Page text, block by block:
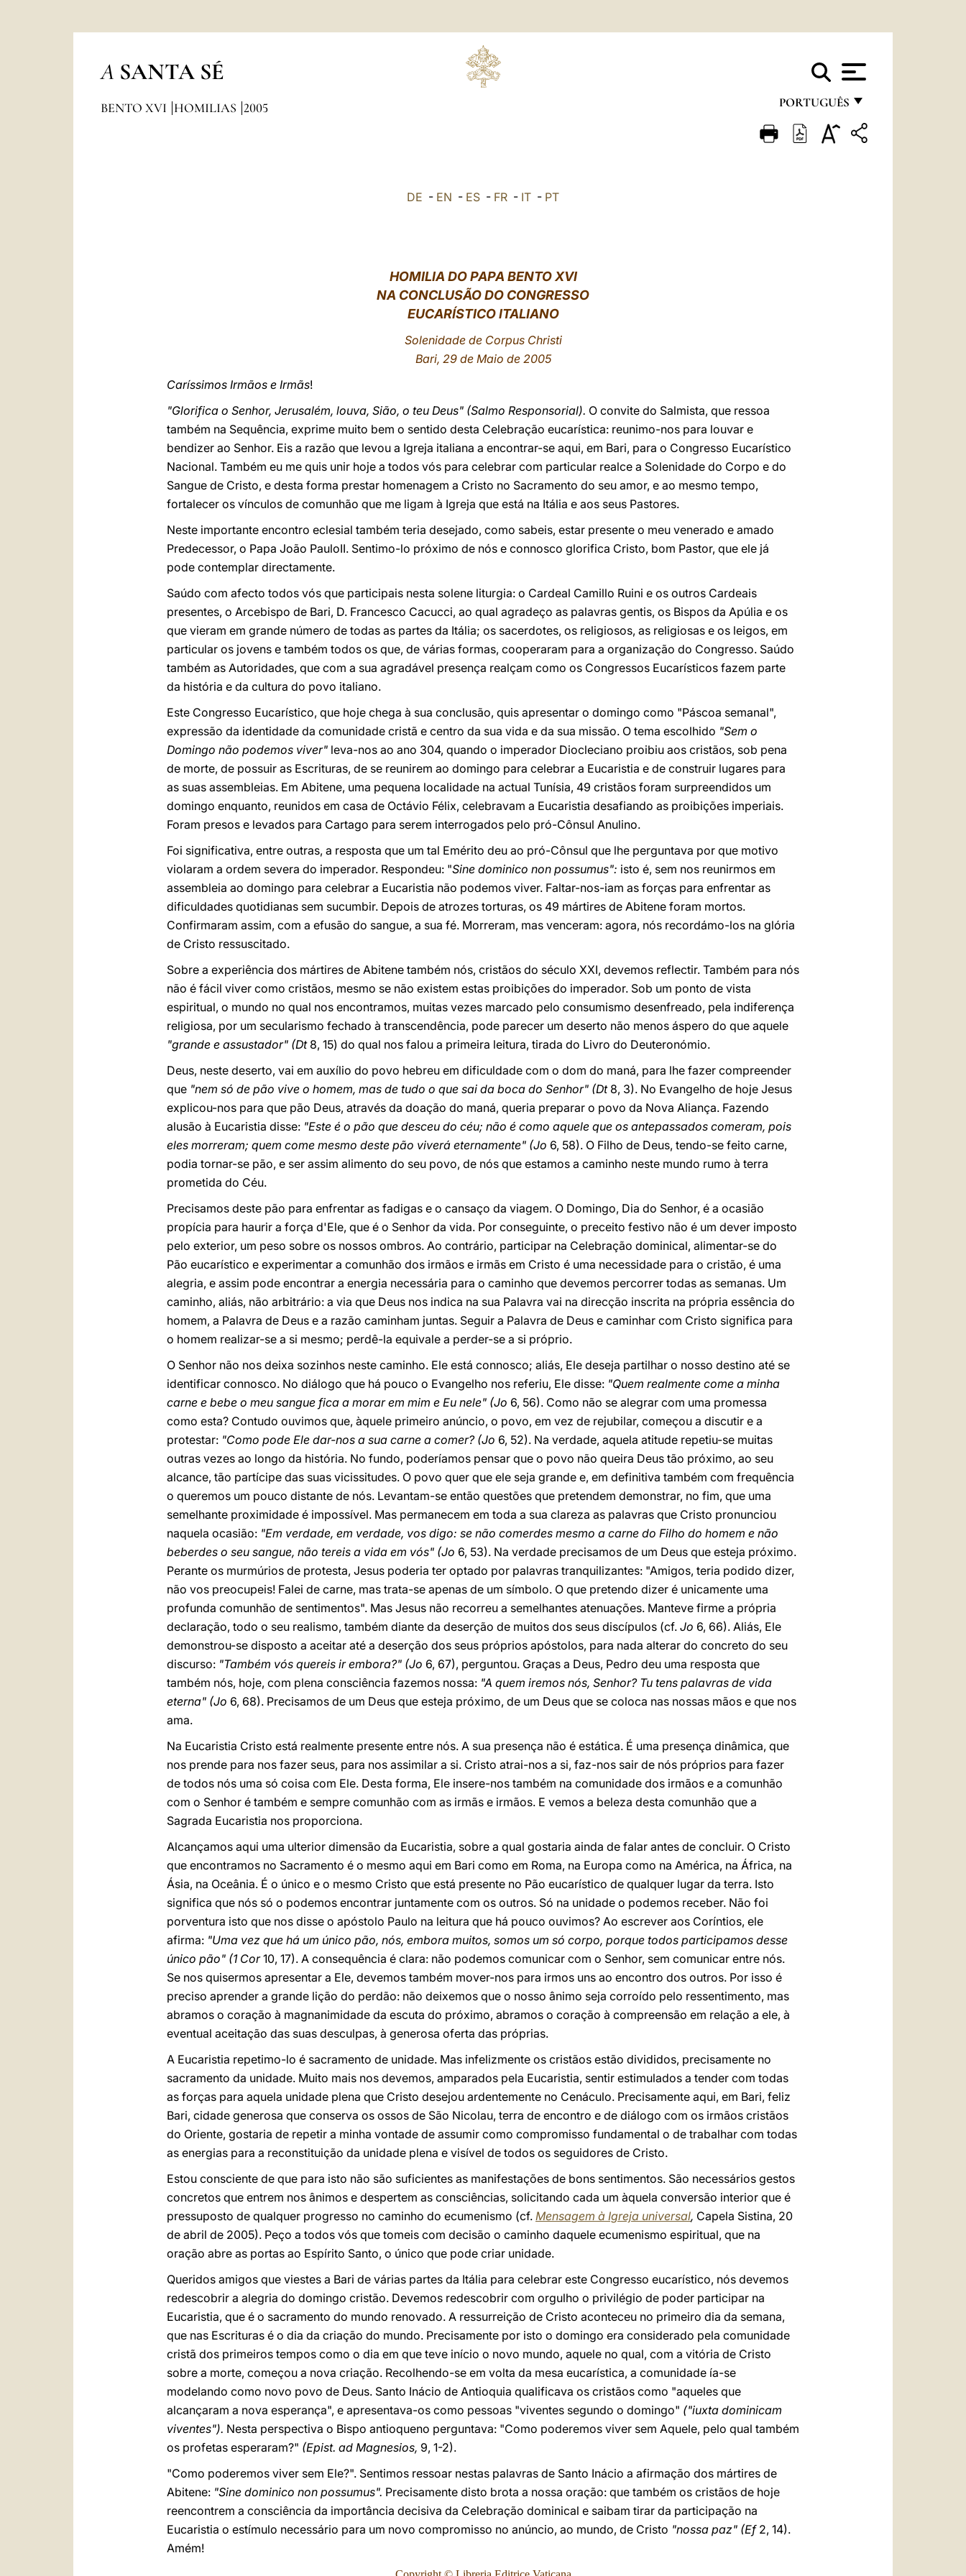
A SANTA SÉ
PORTUGUÊS
FRANÇAIS
BENTO XVI HOMILIAS 2005
DE - EN - ES - FR - IT - PT
HOMILIA DO PAPA BENTO XVI
NA CONCLUSÃO DO CONGRESSO
EUCARÍSTICO ITALIANO
Solenidade de Corpus Christi
Bari, 29 de Maio de 2005
Caríssimos Irmãos e Irmãs!
"Glorifica o Senhor, Jerusalém, louva, Sião, o teu Deus" (Salmo Responsorial). O convite do Salmista, que ressoa
também na Sequência, exprime muito bem o sentido desta Celebração eucarística: reunimo-nos para louvar e
bendizer ao Senhor. Eis a razão que levou a Igreja italiana a encontrar-se aqui, em Bari, para o Congresso Eucarístico
Nacional. Também eu me quis unir hoje a todos vós para celebrar com particular realce a Solenidade do Corpo e do
Sangue de Cristo, e desta forma prestar homenagem a Cristo no Sacramento do seu amor, e ao mesmo tempo,
fortalecer os vínculos de comunhão que me ligam à Igreja que está na Itália e aos seus Pastores.
Neste importante encontro eclesial também teria desejado, como sabeis, estar presente o meu venerado e amado
Predecessor, o Papa João PauloII. Sentimo-lo próximo de nós e connosco glorifica Cristo, bom Pastor, que ele já
pode contemplar directamente.
Saúdo com afecto todos vós que participais nesta solene liturgia: o Cardeal Camillo Ruini e os outros Cardeais
presentes, o Arcebispo de Bari, D. Francesco Cacucci, ao qual agradeço as palavras gentis, os Bispos da Apúlia e os
que vieram em grande número de todas as partes da Itália; os sacerdotes, os religiosos, as religiosas e os leigos, em
particular os jovens e também todos os que, de várias formas, cooperaram para a organização do Congresso. Saúdo
também as Autoridades, que com a sua agradável presença realçam como os Congressos Eucarísticos fazem parte
da história e da cultura do povo italiano.
Este Congresso Eucarístico, que hoje chega à sua conclusão, quis apresentar o domingo como "Páscoa semanal",
expressão da identidade da comunidade cristã e centro da sua vida e da sua missão. O tema escolhido "Sem o
Domingo não podemos viver" leva-nos ao ano 304, quando o imperador Diocleciano proibiu aos cristãos, sob pena
de morte, de possuir as Escrituras, de se reunirem ao domingo para celebrar a Eucaristia e de construir lugares para
as suas assembleias. Em Abitene, uma pequena localidade na actual Tunísia, 49 cristãos foram surpreendidos um
domingo enquanto, reunidos em casa de Octávio Félix, celebravam a Eucaristia desafiando as proibições imperiais.
Foram presos e levados para Cartago para serem interrogados pelo pró-Cônsul Anulino.
Foi significativa, entre outras, a resposta que um tal Emérito deu ao pró-Cônsul que lhe perguntava por que motivo
violaram a ordem severa do imperador. Respondeu: "Sine dominico non possumus": isto é, sem nos reunirmos em
assembleia ao domingo para celebrar a Eucaristia não podemos viver. Faltar-nos-iam as forças para enfrentar as
dificuldades quotidianas sem sucumbir. Depois de atrozes torturas, os 49 mártires de Abitene foram mortos.
Confirmaram assim, com a efusão do sangue, a sua fé. Morreram, mas venceram: agora, nós recordámo-los na glória
de Cristo ressuscitado.
Sobre a experiência dos mártires de Abitene também nós, cristãos do século XXI, devemos reflectir. Também para nós
não é fácil viver como cristãos, mesmo se não existem estas proibições do imperador. Sob um ponto de vista
espiritual, o mundo no qual nos encontramos, muitas vezes marcado pelo consumismo desenfreado, pela indiferença
religiosa, por um secularismo fechado à transcendência, pode parecer um deserto não menos áspero do que aquele
"grande e assustador" (Dt8, 15) do qual nos falou a primeira leitura, tirada do Livro do Deuteronómio.
Deus, neste deserto, vai em auxílio do povo hebreu em dificuldade com o dom do maná, para lhe fazer compreender
que "nem só de pão vive o homem, mas de tudo o que sai da boca do Senhor" (Dt8, 3). No Evangelho de hoje Jesus
explicou-nos para que pão Deus, através da doação do maná, queria preparar o povo da Nova Aliança. Fazendo
alusão à Eucaristia disse: "Este é o pão que desceu do céu; não é como aquele que os antepassados comeram, pois
eles morreram; quem come mesmo deste pão viverá eternamente" (Jo 6, 58). O Filho de Deus, tendo-se feito carne,
podia tornar-se pão, e ser assim alimento do seu povo, de nós que estamos a caminho neste mundo rumo à terra
prometida do Céu.
Precisamos deste pão para enfrentar as fadigas e o cansaço da viagem. O Domingo, Dia do Senhor, é a ocasião
propícia para haurir a força d'Ele, que é o Senhor da vida. Por conseguinte, o preceito festivo não é um dever imposto
pelo exterior, um peso sobre os nossos ombros. Ao contrário, participar na Celebração dominical, alimentar-se do
Pão eucarístico e experimentar a comunhão dos irmãos e irmãs em Cristo é uma necessidade para o cristão, é uma
alegria, e assim pode encontrar a energia necessária para o caminho que devemos percorrer todas as semanas. Um
caminho, aliás, não arbitrário: a via que Deus nos indica na sua Palavra vai na direcção inscrita na própria essência do
homem, a Palavra de Deus e a razão caminham juntas. Seguir a Palavra de Deus e caminhar com Cristo significa para
o homem realizar-se a si mesmo; perdê-la equivale a perder-se a si próprio.
O Senhor não nos deixa sozinhos neste caminho. Ele está connosco; aliás, Ele deseja partilhar o nosso destino até se
identificar connosco. No diálogo que há pouco o Evangelho nos referiu, Ele disse: "Quem realmente come a minha
carne e bebe o meu sangue fica a morar em mim e Eu nele" (Jo 6, 56). Como não se alegrar com uma promessa
como esta? Contudo ouvimos que, àquele primeiro anúncio, o povo, em vez de rejubilar, começou a discutir e a
protestar: "Como pode Ele dar-nos a sua carne a comer? (Jo 6, 52). Na verdade, aquela atitude repetiu-se muitas
outras vezes ao longo da história. No fundo, poderíamos pensar que o povo não queira Deus tão próximo, ao seu
alcance, tão partícipe das suas vicissitudes. O povo quer que ele seja grande e, em definitiva também com frequência
o queremos um pouco distante de nós. Levantam-se então questões que pretendem demonstrar, no fim, que uma
semelhante proximidade é impossível. Mas permanecem em toda a sua clareza as palavras que Cristo pronunciou
naquela ocasião: "Em verdade, em verdade, vos digo: se não comerdes mesmo a carne do Filho do homem e não
beberdes o seu sangue, não tereis a vida em vós" (Jo 6, 53). Na verdade precisamos de um Deus que esteja próximo.
Perante os murmúrios de protesta, Jesus poderia ter optado por palavras tranquilizantes: "Amigos, teria podido dizer,
não vos preocupeis! Falei de carne, mas trata-se apenas de um símbolo. O que pretendo dizer é unicamente uma
profunda comunhão de sentimentos". Mas Jesus não recorreu a semelhantes atenuações. Manteve firme a própria
declaração, todo o seu realismo, também diante da deserção de muitos dos seus discípulos (cf. Jo 6, 66). Aliás, Ele
demonstrou-se disposto a aceitar até a deserção dos seus próprios apóstolos, para nada alterar do concreto do seu
discurso: "Também vós quereis ir embora?" (Jo 6, 67), perguntou. Graças a Deus, Pedro deu uma resposta que
também nós, hoje, com plena consciência fazemos nossa: "A quem iremos nós, Senhor? Tu tens palavras de vida
eterna" (Jo 6, 68). Precisamos de um Deus que esteja próximo, de um Deus que se coloca nas nossas mãos e que nos
ama.
Na Eucaristia Cristo está realmente presente entre nós. A sua presença não é estática. É uma presença dinâmica, que
nos prende para nos fazer seus, para nos assimilar a si. Cristo atrai-nos a si, faz-nos sair de nós próprios para fazer
de todos nós uma só coisa com Ele. Desta forma, Ele insere-nos também na comunidade dos irmãos e a comunhão
com o Senhor é também e sempre comunhão com as irmãs e irmãos. E vemos a beleza desta comunhão que a
Sagrada Eucaristia nos proporciona.
Alcançamos aqui uma ulterior dimensão da Eucaristia, sobre a qual gostaria ainda de falar antes de concluir. O Cristo
que encontramos no Sacramento é o mesmo aqui em Bari como em Roma, na Europa como na América, na África, na
Ásia, na Oceânia. É o único e o mesmo Cristo que está presente no Pão eucarístico de qualquer lugar da terra. Isto
significa que nós só o podemos encontrar juntamente com os outros. Só na unidade o podemos receber. Não foi
porventura isto que nos disse o apóstolo Paulo na leitura que há pouco ouvimos? Ao escrever aos Coríntios, ele
afirma: "Uma vez que há um único pão, nós, embora muitos, somos um só corpo, porque todos participamos desse
único pão" (1 Cor10, 17). A consequência é clara: não podemos comunicar com o Senhor, sem comunicar entre nós.
Se nos quisermos apresentar a Ele, devemos também mover-nos para irmos uns ao encontro dos outros. Por isso é
preciso aprender a grande lição do perdão: não deixemos que o nosso ânimo seja corroído pelo ressentimento, mas
abramos o coração à magnanimidade da escuta do próximo, abramos o coração à compreensão em relação a ele, à
eventual aceitação das suas desculpas, à generosa oferta das próprias.
A Eucaristia repetimo-lo é sacramento de unidade. Mas infelizmente os cristãos estão divididos, precisamente no
sacramento da unidade. Muito mais nos devemos, amparados pela Eucaristia, sentir estimulados a tender com todas
as forças para aquela unidade plena que Cristo desejou ardentemente no Cenáculo. Precisamente aqui, em Bari, feliz
Bari, cidade generosa que conserva os ossos de São Nicolau, terra de encontro e de diálogo com os irmãos cristãos
do Oriente, gostaria de repetir a minha vontade de assumir como compromisso fundamental o de trabalhar com todas
as energias para a reconstituição da unidade plena e visível de todos os seguidores de Cristo.
Estou consciente de que para isto não são suficientes as manifestações de bons sentimentos. São necessários gestos
concretos que entrem nos ânimos e despertem as consciências, solicitando cada um àquela conversão interior que é
pressuposto de qualquer progresso no caminho do ecumenismo (cf. Mensagem à Igreja universal, Capela Sistina, 20
de abril de 2005). Peço a todos vós que tomeis com decisão o caminho daquele ecumenismo espiritual, que na
oração abre as portas ao Espírito Santo, o único que pode criar unidade.
Queridos amigos que viestes a Bari de várias partes da Itália para celebrar este Congresso eucarístico, nós devemos
redescobrir a alegria do domingo cristão. Devemos redescobrir com orgulho o privilégio de poder participar na
Eucaristia, que é o sacramento do mundo renovado. A ressurreição de Cristo aconteceu no primeiro dia da semana,
que nas Escrituras é o dia da criação do mundo. Precisamente por isto o domingo era considerado pela comunidade
cristã dos primeiros tempos como o dia em que teve início o novo mundo, aquele no qual, com a vitória de Cristo
sobre a morte, começou a nova criação. Recolhendo-se em volta da mesa eucarística, a comunidade ía-se
modelando como novo povo de Deus. Santo Inácio de Antioquia qualificava os cristãos como "aqueles que
alcançaram a nova esperança", e apresentava-os como pessoas "viventes segundo o domingo" ("iuxta dominicam
viventes"). Nesta perspectiva o Bispo antioqueno perguntava: "Como poderemos viver sem Aquele, pelo qual também
os profetas esperaram?" (Epist. ad Magnesios, 9, 1-2).
"Como poderemos viver sem Ele?". Sentimos ressoar nestas palavras de Santo Inácio a afirmação dos mártires de
Abitene: "Sine dominico non possumus". Precisamente disto brota a nossa oração: que também os cristãos de hoje
reencontrem a consciência da importância decisiva da Celebração dominical e saibam tirar da participação na
Eucaristia o estímulo necessário para um novo compromisso no anúncio, ao mundo, de Cristo "nossa paz" (Ef2, 14).
Amém!